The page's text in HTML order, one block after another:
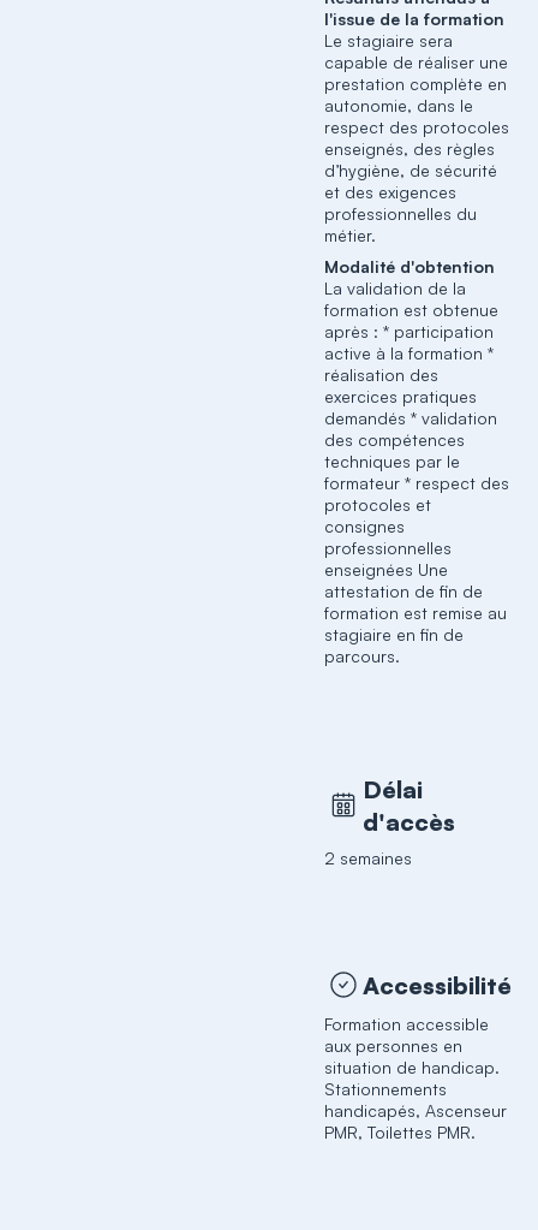
l'issue de la formation
Le stagiaire sera
capable de réaliser une
prestation complète en
autonomie, dans le
respect des protocoles
enseignés, des règles
d’hygiène, de sécurité
et des exigences
professionnelles du
métier.
Modalité d'obtention
La validation de la
formation est obtenue
après : * participation
active à la formation *
réalisation des
exercices pratiques
demandés * validation
des compétences
techniques par le
formateur * respect des
protocoles et
consignes
professionnelles
enseignées Une
attestation de fin de
formation est remise au
stagiaire en fin de
parcours.
Délai
d'accès
2 semaines
Accessibilité
Formation accessible
aux personnes en
situation de handicap.
Stationnements
handicapés, Ascenseur
PMR, Toilettes PMR.